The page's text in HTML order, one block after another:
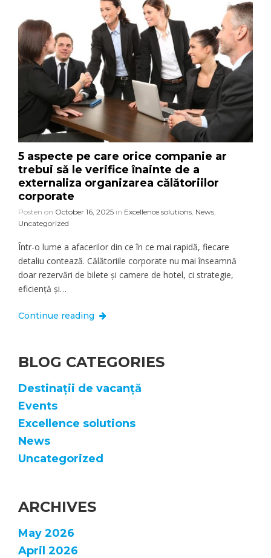
5 aspecte pe care orice companie ar
trebui să le verifice înainte de a
externaliza organizarea călătoriilor
corporate
Posten on October 16, 2025 in Excellence solutions News
Uncategorized
Într-o lume a afacerilor din ce în ce mai rapidă, fiecare
detaliu contează. Călătoriile corporate nu mai înseamnă
doar rezervări de bilete și camere de hotel, ci strategie,
eficiență și…
Continue reading
BLOG CATEGORIES
Destinații de vacanță
Events
Excellence solutions
News
Uncategorized
ARCHIVES
May 2026
April 2026